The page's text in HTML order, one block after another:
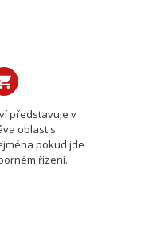
představuje v
oblast s
pokud jde
řízení.